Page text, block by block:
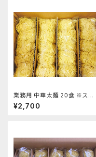
業務用 中華太麺 20食 ※スー
プ無
¥2,700